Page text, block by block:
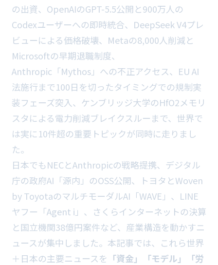
の出資、OpenAIのGPT-5.5公開と900万人の
Codexユーザーへの即時統合、DeepSeek V4プレ
ビューによる価格破壊、Metaの8,000人削減と
Microsoftの早期退職制度、
Anthropic「Mythos」への不正アクセス、EU AI
法施行まで100日を切ったタイミングでの規制実
装フェーズ突入、ケンブリッジ大学のHfO2メモリ
スタによる電力削減ブレイクスルーまで、世界で
は実に10件超の重要トピックが同時に走りまし
た。
日本でもNECとAnthropicの戦略提携、デジタル
庁の政府AI「源内」のOSS公開、トヨタとWoven
by ToyotaのマルチモーダルAI「WAVE」、LINE
ヤフー「Agent i」、さくらインターネットの決算
と国立機関38億円案件など、産業構造を動かすニ
ュースが集中しました。本記事では、これら世界
＋日本の主要ニュースを 「資金」「モデル」「労